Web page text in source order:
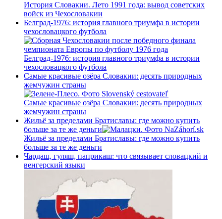
История Словакии. Лето 1991 года: вывод советских
войск из Чехословакии
Белград-1976: история главного триумфа в истории
чехословацкого футбола
Белград-1976: история главного триумфа в истории
чехословацкого футбола
Самые красивые озёра Словакии: десять природных
жемчужин страны
Самые красивые озёра Словакии: десять природных
жемчужин страны
Жильё за пределами Братиславы: где можно купить
больше за те же деньги
Жильё за пределами Братиславы: где можно купить
больше за те же деньги
Чардаш, гуляш, паприкаш: что связывает словацкий и
венгерский языки